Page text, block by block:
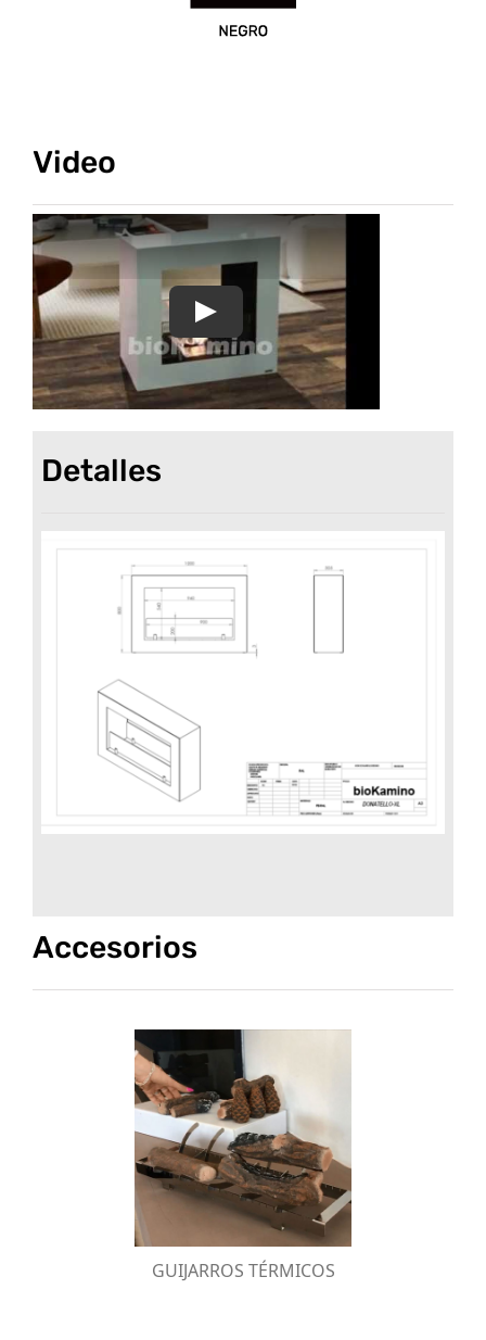
Video
Detalles
Accesorios
GUIJARROS TÉRMICOS
SOPORTE PARA TRONCOS
Soporte de acero inoxidable para troncos de
cerámica.